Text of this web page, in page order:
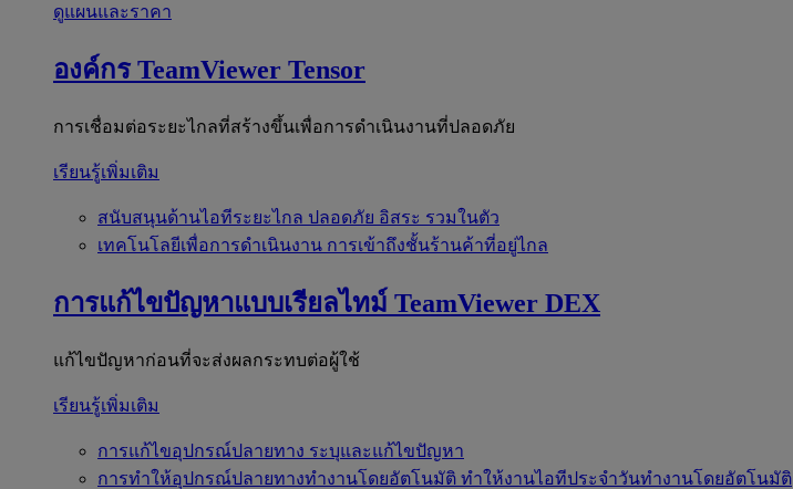
ดูแผนและราคา
องค์กร TeamViewer Tensor
การเชื่อมต่อระยะไกลที่สร้างขึ้นเพื่อการดำเนินงานที่ปลอดภัย
เรียนรู้เพิ่มเติม
สนับสนุนด้านไอทีระยะไกล ปลอดภัย อิสระ รวมในตัว
เทคโนโลยีเพื่อการดำเนินงาน การเข้าถึงชั้นร้านค้าที่อยู่ไกล
การแก้ไขปัญหาแบบเรียลไทม์ TeamViewer DEX
แก้ไขปัญหาก่อนที่จะส่งผลกระทบต่อผู้ใช้
เรียนรู้เพิ่มเติม
การแก้ไขอุปกรณ์ปลายทาง ระบุและแก้ไขปัญหา
การทำให้อุปกรณ์ปลายทางทำงานโดยอัตโนมัติ ทำให้งานไอทีประจำวันทำงานโดยอัตโนมัติ